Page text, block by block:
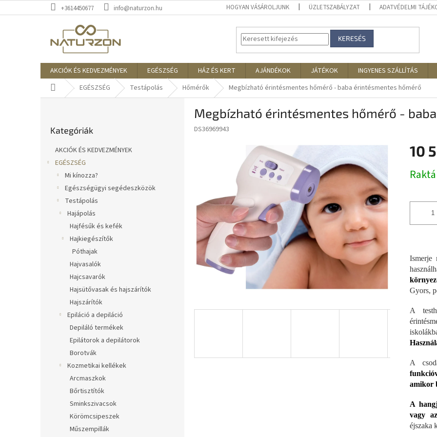
a
+3614450677 info@naturzon.hu HOGYAN VÁSÁROLJUNK ÜZLETSZABÁLYZAT ADATVÉDELMI
KERESÉS
AKCIÓK ÉS KEDVEZMÉNYEK EGÉSZSÉG HÁZ ÉS KERT AJÁNDÉKOK JÁTÉKOK
INGYENES SZÁLLÍTÁS
KezdőlapEGÉSZSÉG Testápolás Hőmérők Megbízható érintésmentes hőmérő - baba érintésmentes hőmérő
átugrása
Kategóriák
AKCIÓK ÉS KEDVEZMÉNYEK
EGÉSZSÉG
Mi kínozza?
Egészségügyi segédeszközök
Testápolás
Hajápolás
Hajfésűk és kefék
Hajkiegészítők
Póthajak
Hajvasalók
Hajcsavarók
Hajsütővasak és hajszárítók
Hajszárítók
Epiláció a depiláció
Depiláló termékek
Epilátorok a depilátorok
Borotvák
Kozmetikai kellékek
Arcmaszkok
Bőrtisztítók
Sminkszivacsok
Körömcsipeszek
Műszempillák
Megbízható érintésmentes hőmérő -
DS36969943
10
Gyors,
A
A
amikor
A
vagy
éjszaka